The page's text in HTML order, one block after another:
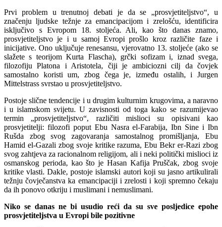
Prvi problem u trenutnoj debati je da se „prosvjetiteljstvo“, u
značenju ljudske težnje za emancipacijom i zrelošću, identificira
isključivo s Evropom 18. stoljeća. Ali, kao što danas znamo,
prosvjetiteljstvo je i u samoj Evropi prošlo kroz različite faze i
inicijative. Ono uključuje renesansu, vjerovatno 13. stoljeće (ako se
slažete s teorijom Kurta Flascha), grčki sofizam i, iznad svega,
filozofiju Platona i Aristotela, čiji je ambiciozni cilj da čovjek
samostalno koristi um, zbog čega je, između ostalih, i Jurgen
Mittelstrass svrstao u prosvjetiteljstvo.
Postoje slične tendencije i u drugim kulturnim krugovima, a naravno
i u islamskom svijetu. U zavisnosti od toga kako se razumijevao
termin „prosvjetiteljstvo“, različiti mislioci su opisivani kao
prosvjetitelji: filozofi poput Ebu Nasra el-Farabija, Ibn Sine i Ibn
Rušda zbog svog zagovaranja samostalnog promišljanja, Ebu
Hamid el-Gazali zbog svoje kritike razuma, Ebu Bekr er-Razi zbog
svog zahtjeva za racionalnom religijom, ali i neki politički mislioci iz
osmanskog perioda, kao što je Hasan Kafija Pruščak, zbog svoje
kritike vlasti. Dakle, postoje islamski autori koji su jasno artikulirali
težnju čovječanstva ka emancipaciji i zrelosti i koji spremno čekaju
da ih ponovo otkriju i muslimani i nemuslimani.
Niko se danas ne bi usudio reći da su sve posljedice epohe
prosvjetiteljstva u Evropi bile pozitivne